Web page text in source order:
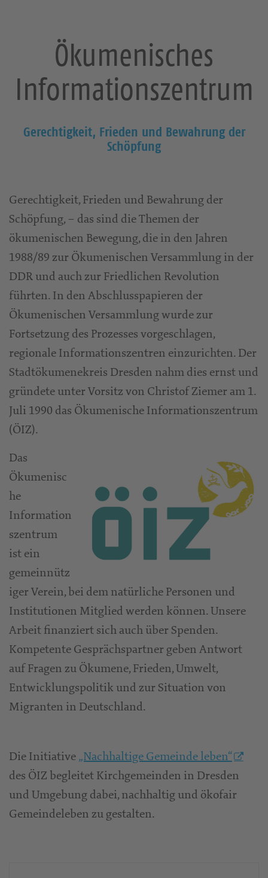
Ökumenisches
Informationszentrum
Gerechtigkeit, Frieden und Bewahrung der
Schöpfung
Gerechtigkeit, Frieden und Bewahrung der
Schöpfung, – das sind die Themen der
ökumenischen Bewegung, die in den Jahren
1988/89 zur Ökumenischen Versammlung in der
DDR und auch zur Friedlichen Revolution
führten. In den Abschlusspapieren der
Ökumenischen Versammlung wurde zur
Fortsetzung des Prozesses vorgeschlagen,
regionale Informationszentren einzurichten. Der
Stadtökumenekreis Dresden nahm dies ernst und
gründete unter Vorsitz von Christof Ziemer am 1.
Juli 1990 das Ökumenische Informationszentrum
(ÖIZ).
Das
Ökumenisc
he
Information
szentrum
ist ein
gemeinnütz
iger Verein, bei dem natürliche Personen und
Institutionen Mitglied werden können. Unsere
Arbeit finanziert sich auch über Spenden.
Kompetente Gesprächspartner geben Antwort
auf Fragen zu Ökumene, Frieden, Umwelt,
Entwicklungspolitik und zur Situation von
Migranten in Deutschland.
Die Initiative„Nachhaltige Gemeinde leben“
des ÖIZ begleitet Kirchgemeinden in Dresden
und Umgebung dabei, nachhaltig und ökofair
Gemeindeleben zu gestalten.